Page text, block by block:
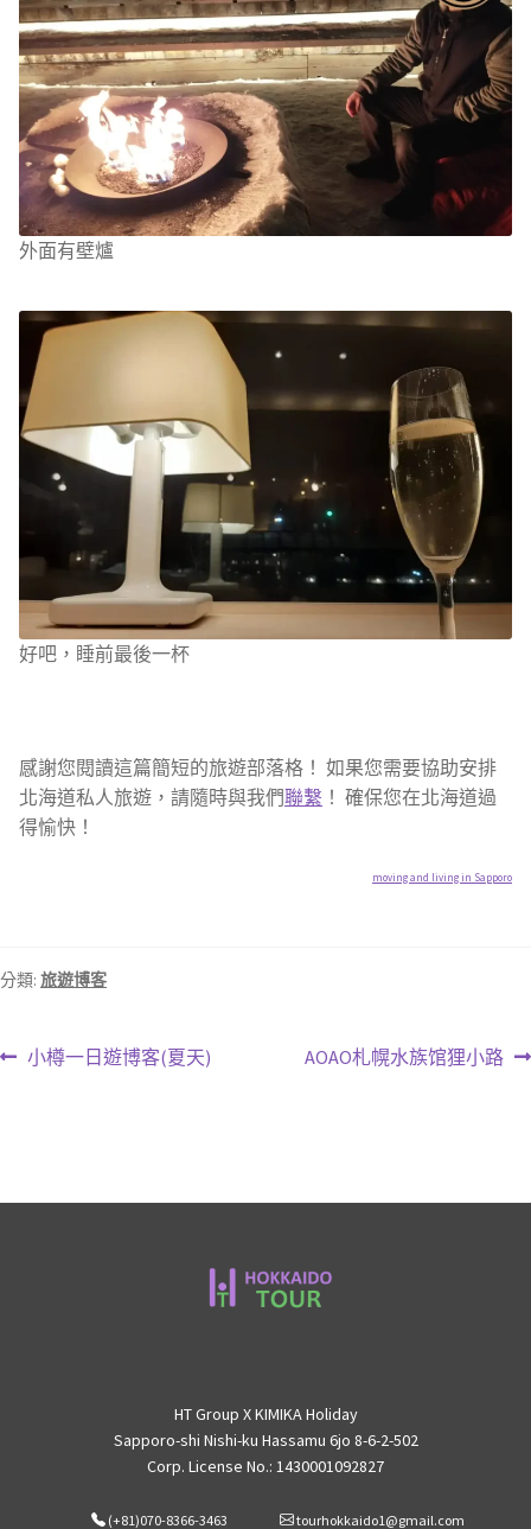
外面有壁爐
好吧，睡前最後一杯
感謝您閱讀這篇簡短的旅遊部落格！ 如果您需要協助安排
北海道私人旅遊，請隨時與我們聯繫 ！ 確保您在北海道過
得愉快！
moving and living in Sapporo
分類: 旅遊博客
Post
上
小樽一日遊博客(夏天)
下
AOAO札幌水族馆狸小路
HT Group X KIMIKA Holiday
Sapporo-shi Nishi-ku Hassamu 6jo 8-6-2-502
Corp. License No.: 1430001092827
(+81)070-8366-3463 tourhokkaido1@gmail.com